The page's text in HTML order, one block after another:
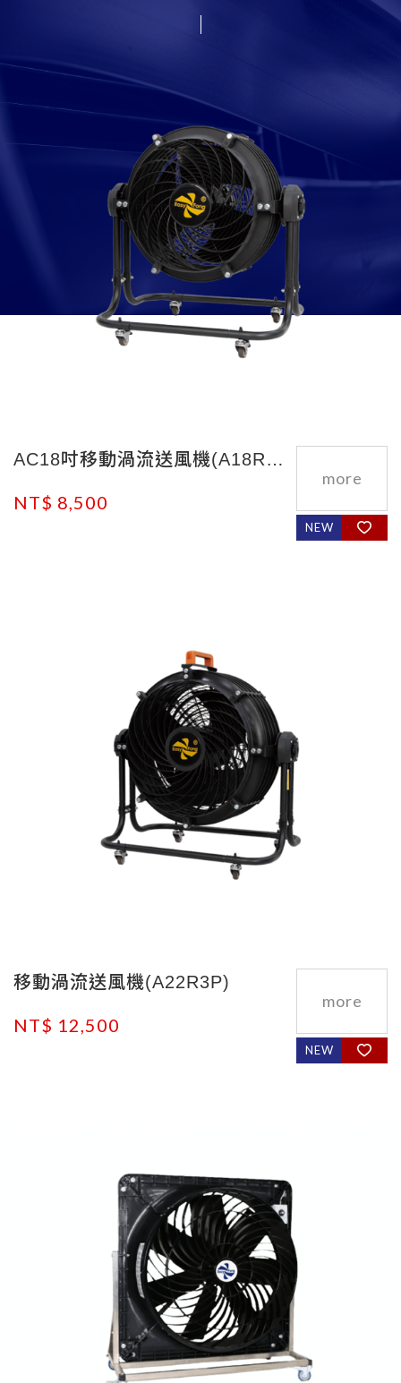
AC18吋移動渦流送風機(A18R3P)
NT$ 8,500
移動渦流送風機(A22R3P)
NT$ 12,500